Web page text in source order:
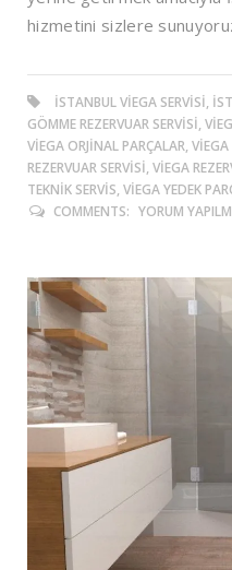
hizmetini sizlere
ISTANBUL VIEGA SERVISI,
GÖMME REZERVUAR SERVISI,
VIEGA ORJINAL PARÇALAR,
REZERVUAR SERVISI, VIEGA
TEKNIK SERVIS, VIEGA YEDEK
COMMENTS: YORUM